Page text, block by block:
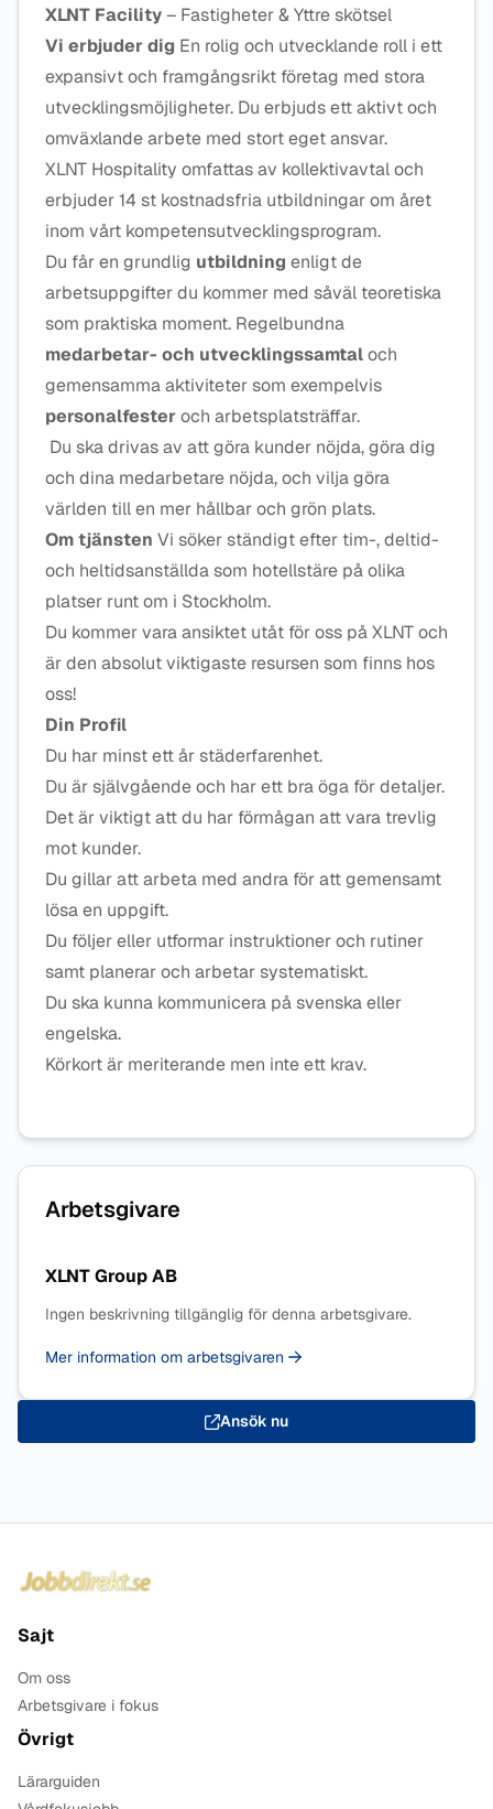
XLNT Facility– Fastigheter & Yttre skötsel
Vi erbjuder dig En rolig och utvecklande roll i ett
expansivt och framgångsrikt företag med stora
utvecklingsmöjligheter. Du erbjuds ett aktivt och
omväxlande arbete med stort eget ansvar.
XLNT Hospitality omfattas av kollektivavtal och
erbjuder 14 st kostnadsfria utbildningar om året
inom vårt kompetensutvecklingsprogram.
Du får en grundlig utbildning enligt de
arbetsuppgifter du kommer med såväl teoretiska
som praktiska moment. Regelbundna
medarbetar- och utvecklingssamtaloch
gemensamma aktiviteter som exempelvis
personalfesteroch arbetsplatsträffar.
Du ska drivas av att göra kunder nöjda, göra dig
och dina medarbetare nöjda, och vilja göra
världen till en mer hållbar och grön plats.
Om tjänsten Vi söker ständigt efter tim-, deltid-
och heltidsanställda som hotellstäre på olika
platser runt om i Stockholm.
Du kommer vara ansiktet utåt för oss på XLNT och
är den absolut viktigaste resursen som finns hos
oss!
Din Profil
Du har minst ett år städerfarenhet.
Du är självgående och har ett bra öga för detaljer.
Det är viktigt att du har förmågan att vara trevlig
mot kunder.
Du gillar att arbeta med andra för att gemensamt
lösa en uppgift.
Du följer eller utformar instruktioner och rutiner
samt planerar och arbetar systematiskt.
Du ska kunna kommunicera på svenska eller
engelska.
Körkort är meriterande men inte ett krav.
Arbetsgivare
XLNT Group AB
Ingen beskrivning tillgänglig för denna arbetsgivare.
Mer information om arbetsgivaren
Ansök nu
Sajt
Om oss
Arbetsgivare i fokus
Övrigt
Lärarguiden